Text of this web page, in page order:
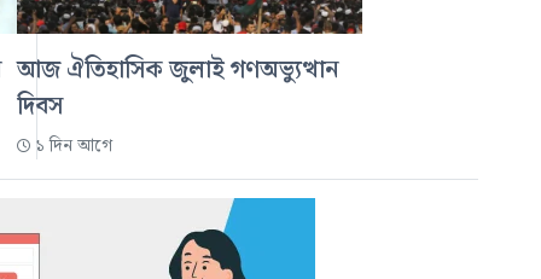
আজ ঐতিহাসিক জুলাই গণঅভ্যুত্থান
দিবস
১ দিন আগে